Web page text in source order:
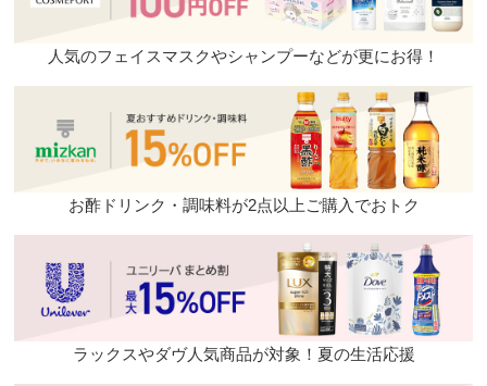
人気のフェイスマスクやシャンプーなどが更にお得！
お酢ドリンク・調味料が2点以上ご購入でおトク
ラックスやダヴ人気商品が対象！夏の生活応援